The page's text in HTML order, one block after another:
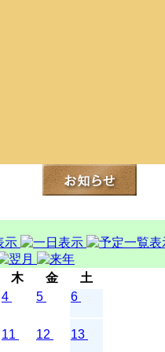
木 金
土
4 5 6
11 12 13